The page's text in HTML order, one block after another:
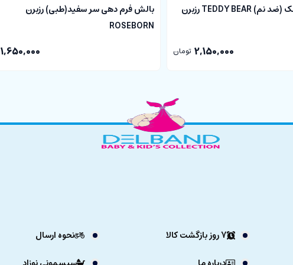
با بالشت محافظت می شود و برای زمان دمر خواباندن نوزاد هم کاربردی است.
ملحفه پد دار تشک (ضد نم) TEDDY BEAR رزبرن
2,150,000 تومان
بالش فرم دهی سر سفید(طبی) رزبرن
ROSEBORN
1,650,000
7 روز بازگشت کالا
نحوه ارسال